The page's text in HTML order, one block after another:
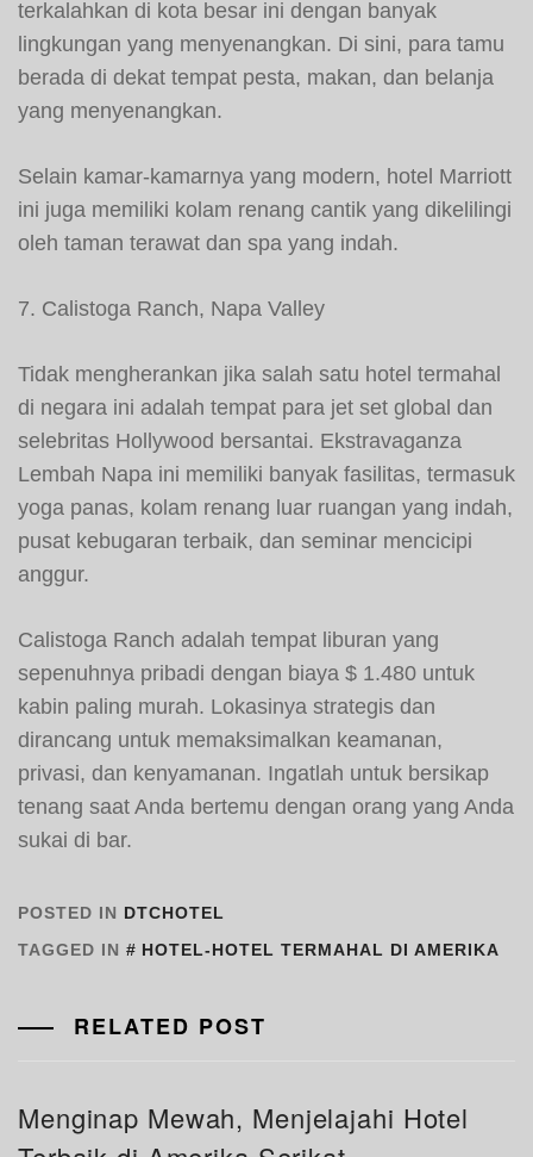
terkalahkan di kota besar ini dengan banyak
lingkungan yang menyenangkan. Di sini, para tamu
berada di dekat tempat pesta, makan, dan belanja
yang menyenangkan.
Selain kamar-kamarnya yang modern, hotel Marriott
ini juga memiliki kolam renang cantik yang dikelilingi
oleh taman terawat dan spa yang indah.
7. Calistoga Ranch, Napa Valley
Tidak mengherankan jika salah satu hotel termahal
di negara ini adalah tempat para jet set global dan
selebritas Hollywood bersantai. Ekstravaganza
Lembah Napa ini memiliki banyak fasilitas, termasuk
yoga panas, kolam renang luar ruangan yang indah,
pusat kebugaran terbaik, dan seminar mencicipi
anggur.
Calistoga Ranch adalah tempat liburan yang
sepenuhnya pribadi dengan biaya $ 1.480 untuk
kabin paling murah. Lokasinya strategis dan
dirancang untuk memaksimalkan keamanan,
privasi, dan kenyamanan. Ingatlah untuk bersikap
tenang saat Anda bertemu dengan orang yang Anda
sukai di bar.
POSTED IN DTCHOTEL
TAGGED IN
HOTEL-HOTEL TERMAHAL DI AMERIKA
RELATED POST
Menginap Mewah, Menjelajahi Hotel